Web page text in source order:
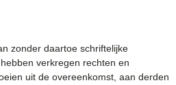
zonder daartoe schriftelijke
verkregen rechten en
uit de overeenkomst, aan derden